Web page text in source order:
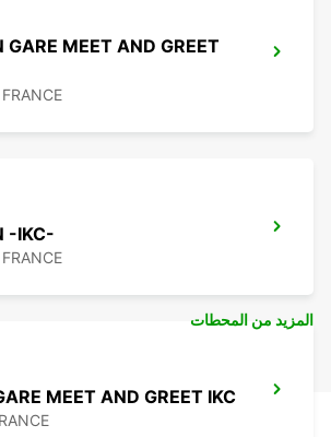
MEET AND GREET
-IKC-
MEET AND GREET IKC
المزيد من المحطات